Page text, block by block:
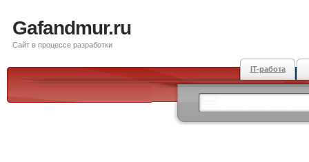
Gafandmur.ru
Сайт в процессе разработки
IT-работа